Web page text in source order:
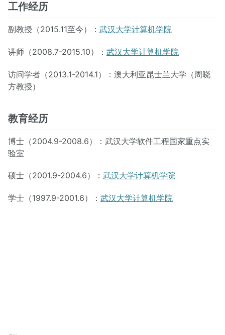
工作经历
副教授（2015.11至今）： 武汉大学计算机学院
讲师（2008.7-2015.10）： 武汉大学计算机学院
访问学者（2013.1-2014.1）：澳大利亚昆士兰大学（周晓
方教授）
教育经历
博士（2004.9-2008.6）：武汉大学软件工程国家重点实
验室
硕士（2001.9-2004.6）： 武汉大学计算机学院
学士（1997.9-2001.6）： 武汉大学计算机学院